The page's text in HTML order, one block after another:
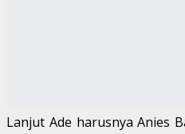
Lanjut Ade harusnya Anies